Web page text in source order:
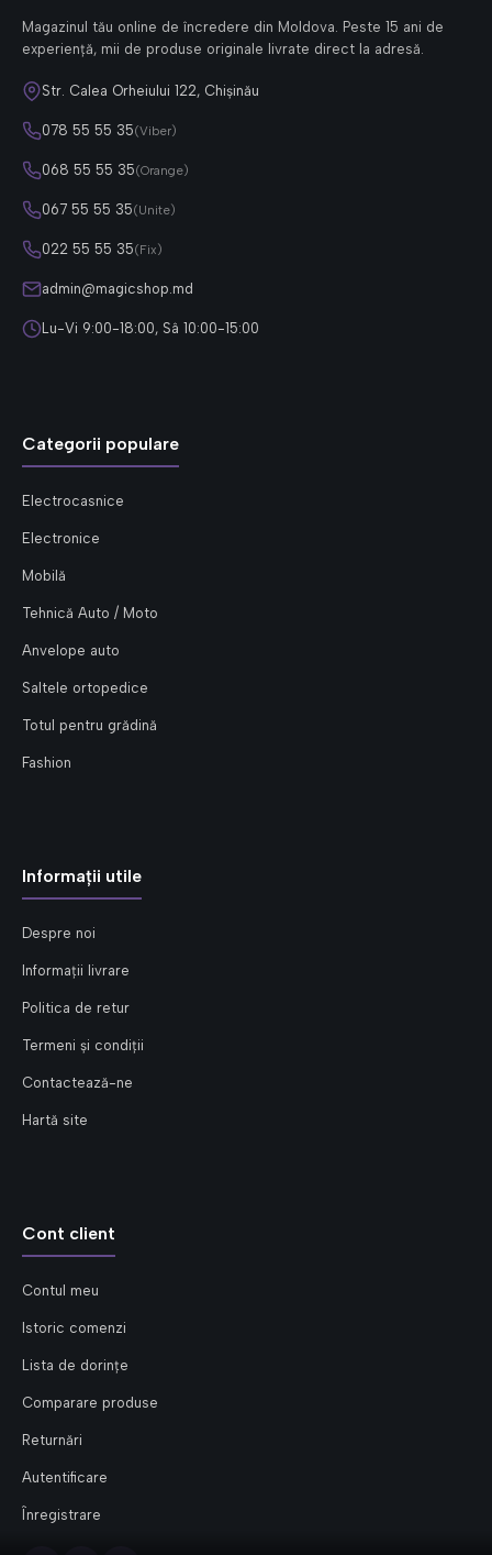
Magazinul tău online de încredere din Moldova. Peste 15 ani de
experiență, mii de produse originale livrate direct la adresă.
Str. Calea Orheiului 122, Chișinău
078 55 55 35(Viber)
068 55 55 35(Orange)
067 55 55 35(Unite)
022 55 55 35(Fix)
admin@magicshop.md
Lu-Vi 9:00-18:00, Sâ 10:00-15:00
Categorii populare
Electrocasnice
Electronice
Mobilă
Tehnică Auto / Moto
Anvelope auto
Saltele ortopedice
Totul pentru grădină
Fashion
Informații utile
Despre noi
Informații livrare
Politica de retur
Termeni și condiții
Contactează-ne
Hartă site
Cont client
Contul meu
Istoric comenzi
Lista de dorințe
Comparare produse
Returnări
Autentificare
Înregistrare